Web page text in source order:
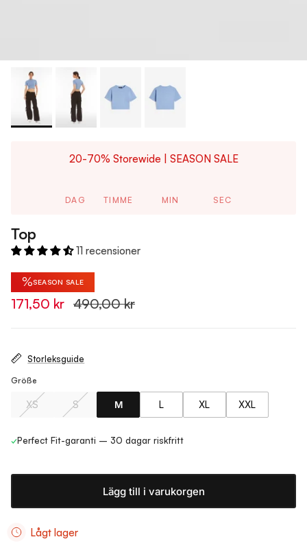
20-70% Storewide | SEASON SALE
DAG TIMME MIN SEC
Top
11 recensioner
%SEASON SALE
171,50 kr 490,00 kr
Storleksguide
Größe
XS S M L XL XXL
✓Perfect Fit-garanti – 30 dagar riskfritt
Lägg till i varukorgen
Lågt lager